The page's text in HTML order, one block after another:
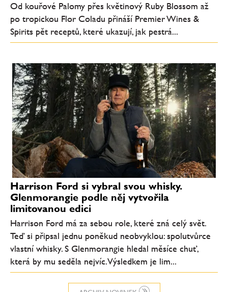
Od kouřové Palomy přes květinový Ruby Blossom až
po tropickou Flor Coladu přináší Premier Wines &
Spirits pět receptů, které ukazují, jak pestrá...
Harrison Ford si vybral svou whisky.
Glenmorangie podle něj vytvořila
limitovanou edici
Harrison Ford má za sebou role, které zná celý svět.
Teď si připsal jednu poněkud neobvyklou: spolutvůrce
vlastní whisky. S Glenmorangie hledal měsíce chuť,
která by mu seděla nejvíc. Výsledkem je lim...